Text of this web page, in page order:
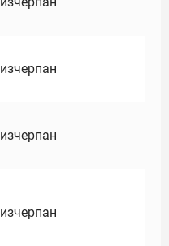
изчерпан
изчерпан
изчерпан